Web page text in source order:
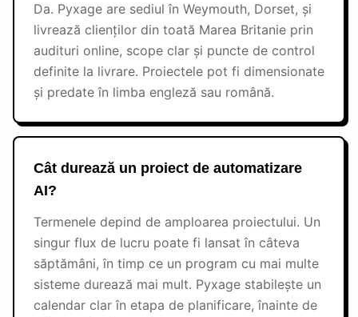
Da. Pyxage are sediul în Weymouth, Dorset, și
livrează clienților din toată Marea Britanie prin
audituri online, scope clar și puncte de control
definite la livrare. Proiectele pot fi dimensionate
și predate în limba engleză sau română.
Cât durează un proiect de automatizare
AI?
Termenele depind de amploarea proiectului. Un
singur flux de lucru poate fi lansat în câteva
săptămâni, în timp ce un program cu mai multe
sisteme durează mai mult. Pyxage stabilește un
calendar clar în etapa de planificare, înainte de